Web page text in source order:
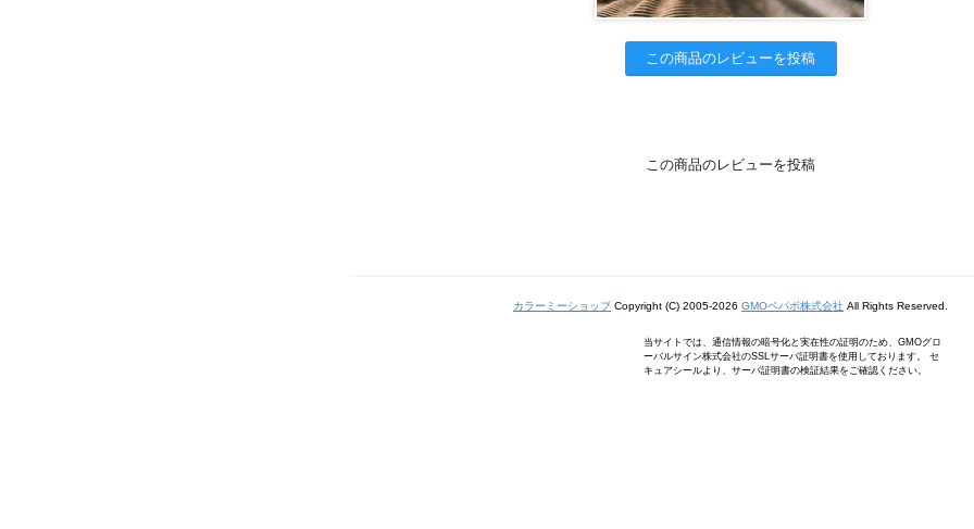
この商品のレビューを投稿
この商品のレビューを投稿
カラーミーショップCopyright (C) 2005-2026 GMOペパボ株式会社 All Rights Reserved.
当サイトでは、通信情報の暗号化と実在性の証明のため、GMOグロ
ーバルサイン株式会社のSSLサーバ証明書を使用しております。 セ
キュアシールより、サーバ証明書の検証結果をご確認ください。